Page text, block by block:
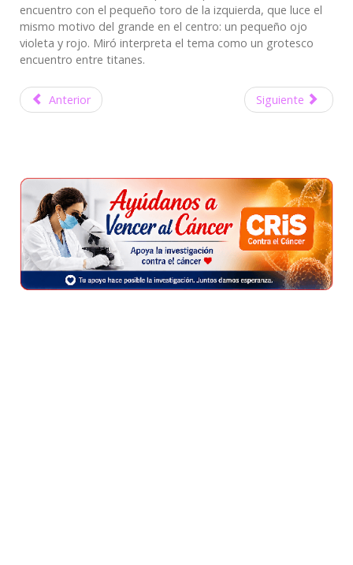
encuentro con el pequeño toro de la izquierda, que luce el
mismo motivo del grande en el centro: un pequeño ojo
violeta y rojo. Miró interpreta el tema como un grotesco
encuentro entre titanes.
Anterior Siguiente